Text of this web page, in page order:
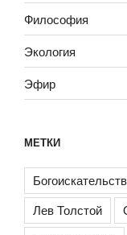
Философия
Экология
Эфир
МЕТКИ
Лев Толстой